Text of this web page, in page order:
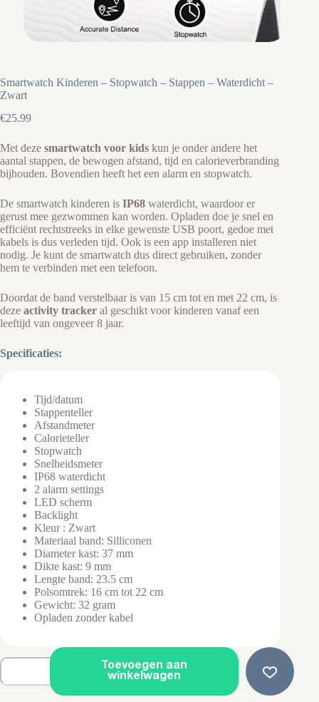
Smartwatch Kinderen – Stopwatch – Stappen – Waterdicht –
Zwart
€25.99
Met deze smartwatch voor kids kun je onder andere het
aantal stappen, de bewogen afstand, tijd en calorieverbranding
bijhouden. Bovendien heeft het een alarm en stopwatch.
De smartwatch kinderen is IP68 waterdicht, waardoor er
gerust mee gezwommen kan worden. Opladen doe je snel en
efficiënt rechtstreeks in elke gewenste USB poort, gedoe met
kabels is dus verleden tijd. Ook is een app installeren niet
nodig. Je kunt de smartwatch dus direct gebruiken, zonder
hem te verbinden met een telefoon.
Doordat de band verstelbaar is van 15 cm tot en met 22 cm, is
deze activity tracker al geschikt voor kinderen vanaf een
leeftijd van ongeveer 8 jaar.
Specificaties:
Tijd/datum
Stappenteller
Afstandmeter
Calorieteller
Stopwatch
Snelheidsmeter
IP68 waterdicht
2 alarm settings
LED scherm
Backlight
Kleur : Zwart
Materiaal band: Silliconen
Diameter kast: 37 mm
Dikte kast: 9 mm
Lengte band: 23.5 cm
Polsomtrek: 16 cm tot 22 cm
Gewicht: 32 gram
Opladen zonder kabel
Smartwatch
-
Toevoegen aan
winkelwagen